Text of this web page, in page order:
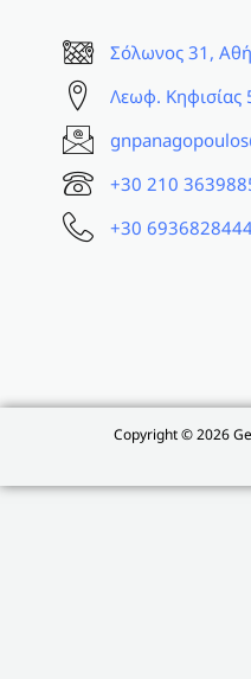
Σόλωνος 31,
Λεωφ. Κηφισίας
+30 210
+30
Copyright © 2026